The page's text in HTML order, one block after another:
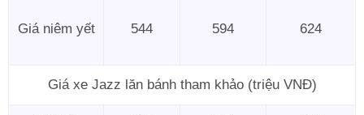
Giá niêm yết 544 594 624
Giá xe Jazz lăn bánh tham khảo (triệu VNĐ)